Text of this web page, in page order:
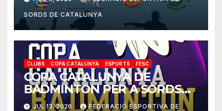
SORDS DE CATALUNYA
CLUBS COPA CATALUNYA ESPORTS FESC
COPA CATALUNYA DE
BADMINTON PER A SORDS
2026
JUL 13, 2026 FEDERACIÓ ESPORTIVA DE